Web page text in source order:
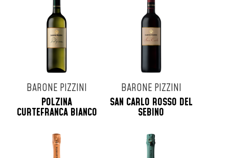
Tenuta Masseto
Tenuta San Guido
Tenute Dei Ciclopi
Terre D'Aenor
Uberti
Veuve Cliquot
Vigna Dorata
Villa Simone
BARONE PIZZINI
POLZINA
CURTEFRANCA BIANCO
BARONE PIZZINI
SAN CARLO ROSSO DEL
SEBINO